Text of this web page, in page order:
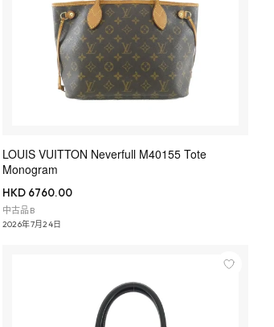
LOUIS VUITTON Neverfull M40155 Tote
Monogram
HKD 6760.00
中古品B
2026年7月24日